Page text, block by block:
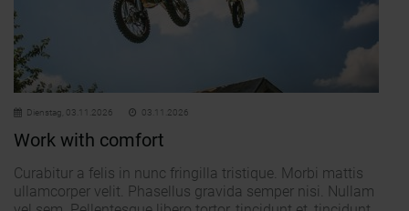
Dienstag, 03.11.2026 03.11.2026
Work with comfort
Curabitur a felis in nunc fringilla tristique. Morbi mattis
ullamcorper velit. Phasellus gravida semper nisi. Nullam